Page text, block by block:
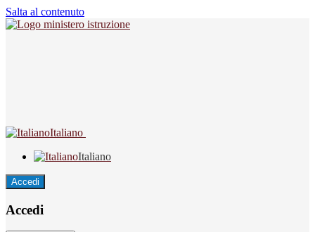
Salta al contenuto
Italiano
Italiano
Accedi
Accedi